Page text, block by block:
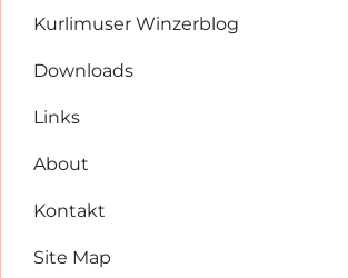
Kurlimuser Winzerblog
Downloads
Links
About
Kontakt
Site Map